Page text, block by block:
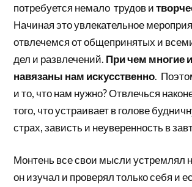
потребуется немало трудов и
Начиная это увлекательное
отвлечемся от общепринятых и
дел и развлечений. При чем многие
навязаны нам искусственно.
и то, что нам нужно? Отвлечься
того, что устраивает в голове
страх, зависть и неуверенность в
Монтень все свои мысли устремлял
он изучал и проверял только себя и